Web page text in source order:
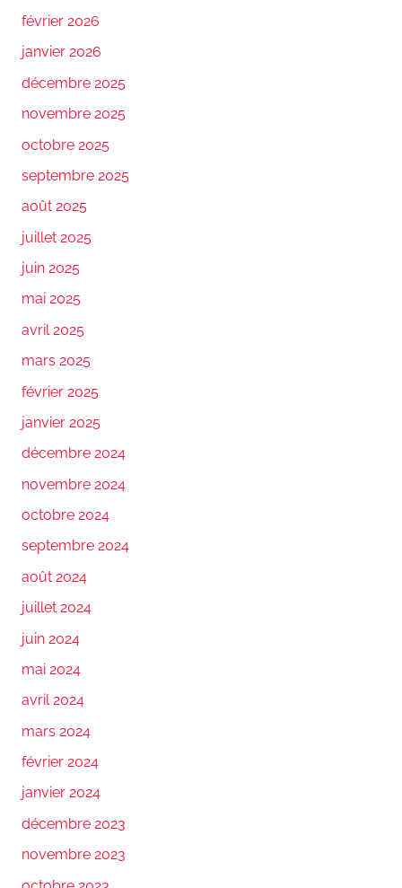
février 2026
janvier 2026
décembre 2025
novembre 2025
octobre 2025
septembre 2025
août 2025
juillet 2025
juin 2025
mai 2025
avril 2025
mars 2025
février 2025
janvier 2025
décembre 2024
novembre 2024
octobre 2024
septembre 2024
août 2024
juillet 2024
juin 2024
mai 2024
avril 2024
mars 2024
février 2024
janvier 2024
décembre 2023
novembre 2023